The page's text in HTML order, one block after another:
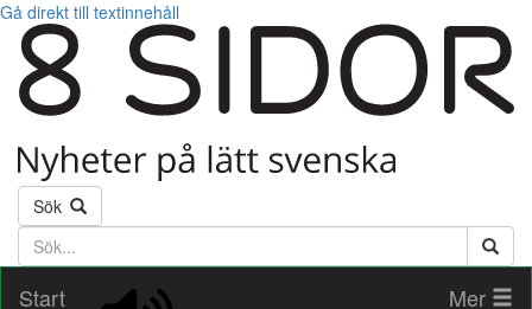
Gå direkt till textinnehåll
Sök
Söktext
Start
Mer